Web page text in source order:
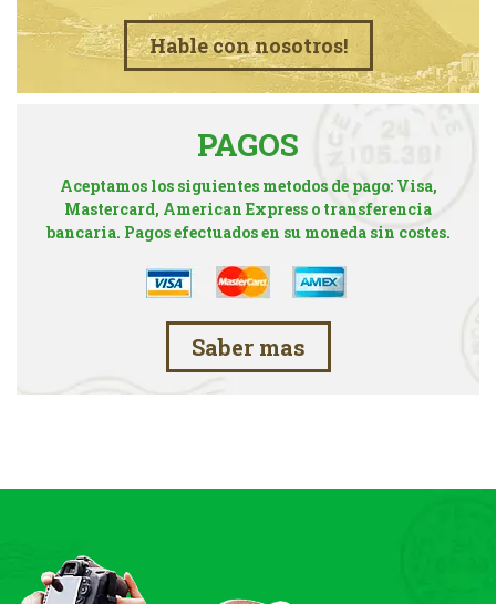
Hable con nosotros!
PAGOS
Aceptamos los siguientes metodos de pago: Visa,
Mastercard, American Express o transferencia
bancaria. Pagos efectuados en su moneda sin costes.
Saber mas